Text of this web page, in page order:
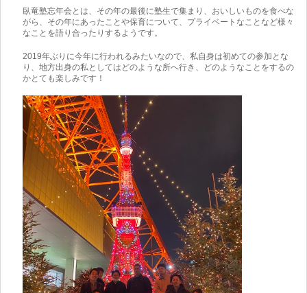
臥竜塾忘年会とは、その年の最後に塾生で集まり、おいしいものを食べな
がら、その年にあったことや保育について、プライベートなことなど様々
なことを語り合ったりするようです。
2019年ぶりに今年に行われるみたいなので、私自身は初めての参加とな
り、地方出身の私としてはどのような所へ行き、どのようなことをするの
かとても楽しみです！